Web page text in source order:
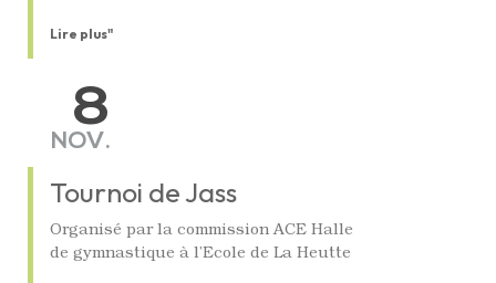
Lire plus"
8
NOV.
Tournoi de Jass
Organisé par la commission ACE Halle
de gymnastique à l’Ecole de La Heutte